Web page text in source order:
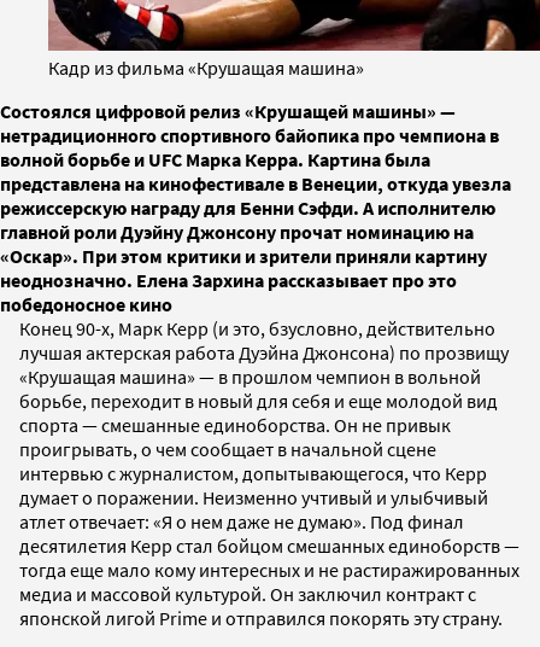
Кадр из фильма «Крушащая машина»
Состоялся цифровой релиз «Крушащей машины» —
нетрадиционного спортивного байопика про чемпиона в
волной борьбе и UFC Марка Керра. Картина была
представлена на кинофестивале в Венеции, откуда увезла
режиссерскую награду для Бенни Сэфди. А исполнителю
главной роли Дуэйну Джонсону прочат номинацию на
«Оскар». При этом критики и зрители приняли картину
неоднозначно. Елена Зархина рассказывает про это
победоносное кино
Конец 90-х, Марк Керр (и это, бзусловно, действительно
лучшая актерская работа Дуэйна Джонсона) по прозвищу
«Крушащая машина» — в прошлом чемпион в вольной
борьбе, переходит в новый для себя и еще молодой вид
спорта — смешанные единоборства. Он не привык
проигрывать, о чем сообщает в начальной сцене
интервью с журналистом, допытывающегося, что Керр
думает о поражении. Неизменно учтивый и улыбчивый
атлет отвечает: «Я о нем даже не думаю». Под финал
десятилетия Керр стал бойцом смешанных единоборств —
тогда еще мало кому интересных и не растиражированных
медиа и массовой культурой. Он заключил контракт с
японской лигой Prime и отправился покорять эту страну.